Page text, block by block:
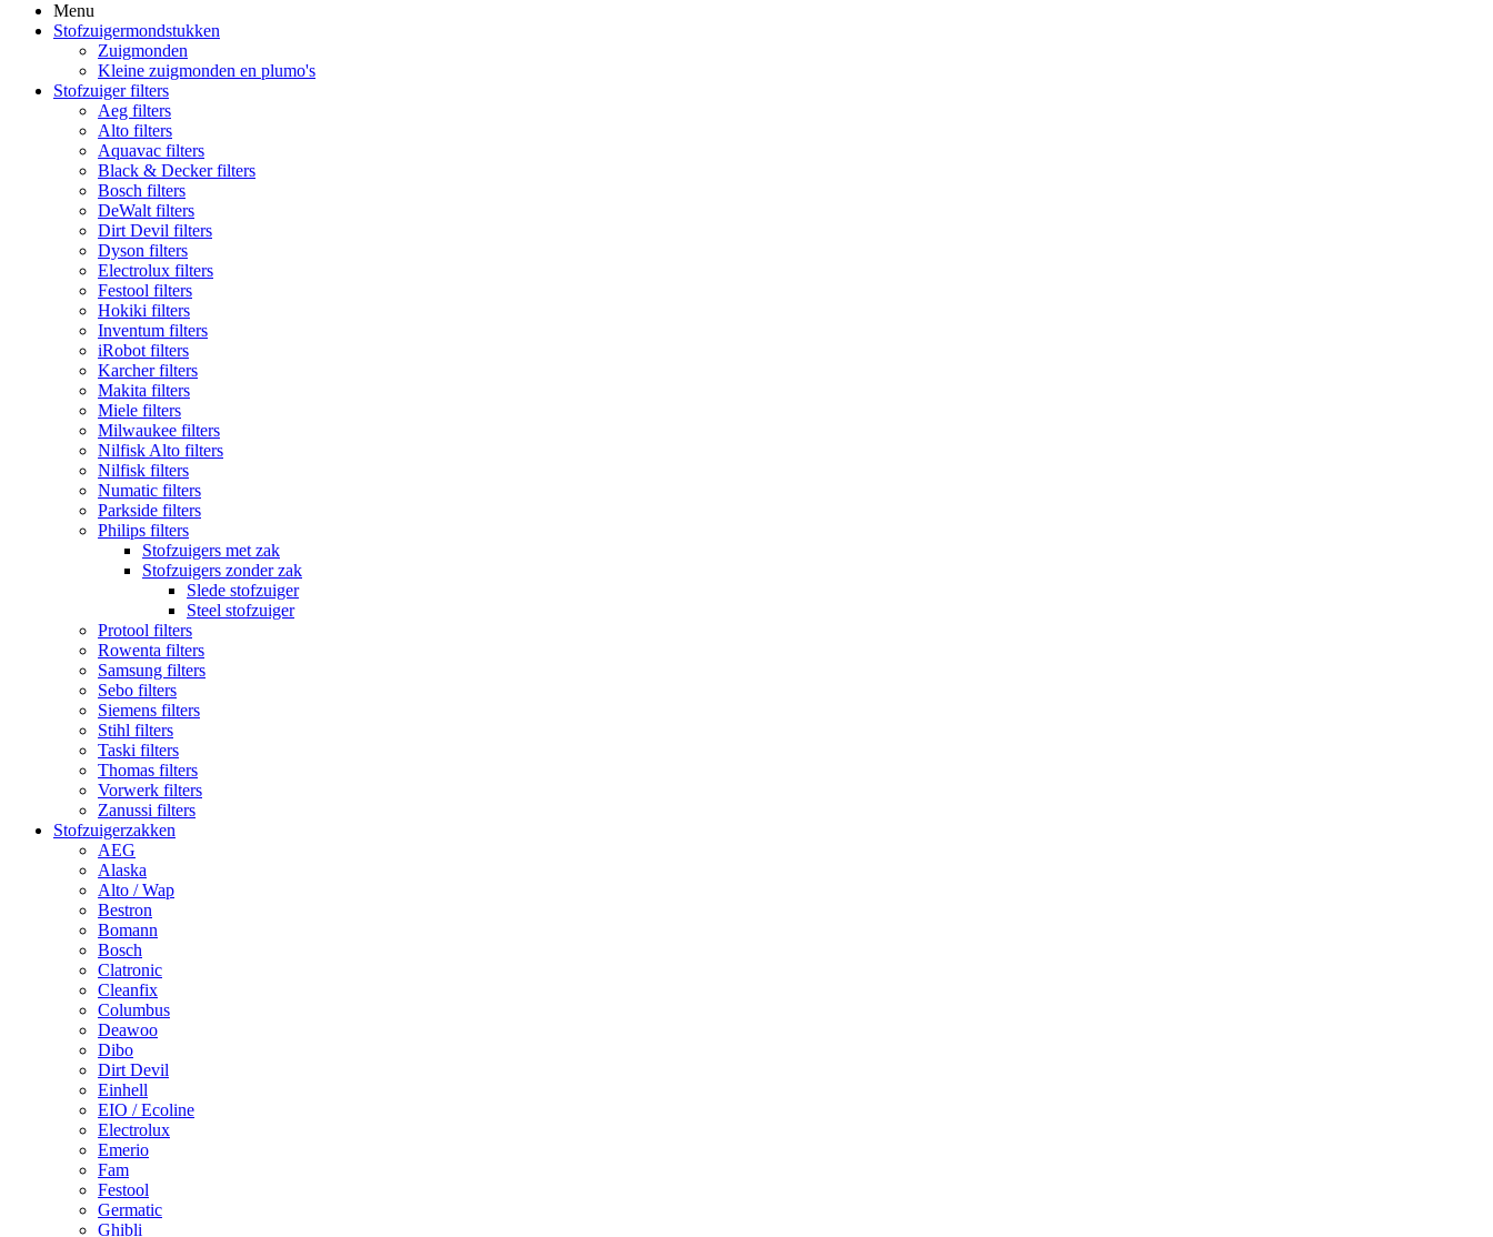
Menu
Stofzuigermondstukken
Zuigmonden
Kleine zuigmonden en plumo's
Stofzuiger filters
Aeg filters
Alto filters​
Aquavac filters
Black & Decker filters
Bosch filters
DeWalt filters
Dirt Devil filters
Dyson filters
Electrolux filters
Festool filters
Hokiki filters
Inventum filters
iRobot filters
Karcher filters
Makita filters
Miele filters
Milwaukee filters
Nilfisk Alto filters
Nilfisk filters
Numatic filters
Parkside filters
Philips filters
Stofzuigers met zak
Stofzuigers zonder zak
Slede stofzuiger
Steel stofzuiger
Protool filters
Rowenta filters
Samsung filters
Sebo filters
Siemens filters
Stihl filters
Taski filters
Thomas filters
Vorwerk filters
Zanussi filters
Stofzuigerzakken
AEG
Alaska
Alto / Wap
Bestron
Bomann
Bosch
Clatronic
Cleanfix
Columbus
Deawoo
Dibo
Dirt Devil
Einhell
EIO / Ecoline
Electrolux
Emerio
Fam
Festool
Germatic
Ghibli